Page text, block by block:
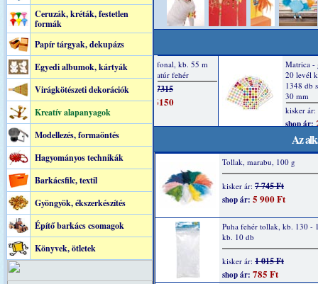
Ceruzák, kréták, festetlen
formák
Papír tárgyak, dekupázs
Egyedi albumok, kártyák
Virágkötészeti dekorációk
Kreatív alapanyagok
Modellezés, formaöntés
Hagyományos technikák
Barkácsfilc, textil
Gyöngyök, ékszerkészítés
Építő barkács csomagok
Könyvek, ötletek
Az
Tollak, marabu, 100 g
kisker ár: 7 745 Ft
shop ár: 5 900 Ft
Puha fehér tollak, kb. 130 -
kb. 10 db
kisker ár: 1 015 Ft
shop ár: 785 Ft